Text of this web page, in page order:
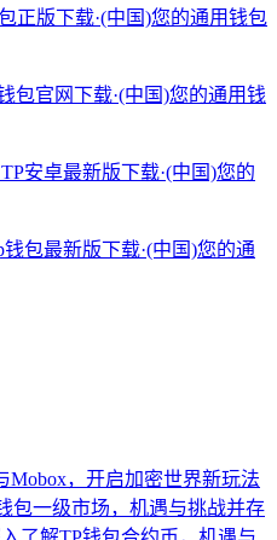
正版下载·(中国)您的通用钱包
包官网下载·(中国)您的通用钱
安卓最新版下载·(中国)您的
包最新版下载·(中国)您的通
Mobox，开启加密世界新玩法
包一级市场，机遇与挑战并存